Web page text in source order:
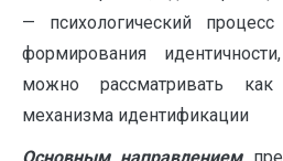
— психологический процесс
формирования
можно рассматривать как
механизма идентификации
Основным направлением